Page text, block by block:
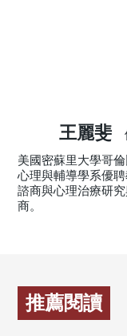
王麗斐
美國密蘇里大學哥
心理與輔導學系優
諮商與心理治療研
商。
推薦閱讀